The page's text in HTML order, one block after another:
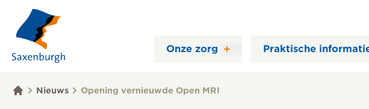
Onze zorg Praktische
Nieuws Opening vernieuwde Open MRI